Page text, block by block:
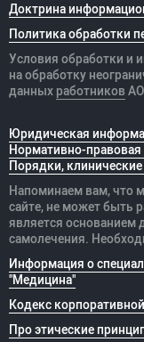
Доктрина
Политика обработки
Условия обработки и
на обработку
данных работников
Юридическая
Нормативно-
Порядки,
Напоминаем вам, что
сайте, не может быть
является основанием
самолечения.
Информация о
"Медицина"
Кодекс
Про этические